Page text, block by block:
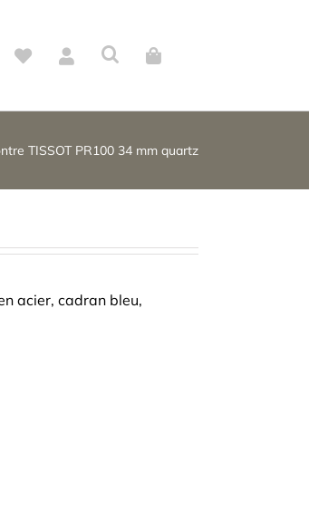
TISSOT PR100 34 mm quartz
acier, cadran bleu,